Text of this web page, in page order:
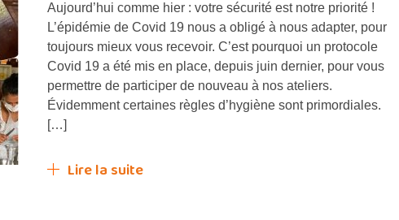
Aujourd’hui comme hier : votre sécurité est notre priorité !
L’épidémie de Covid 19 nous a obligé à nous adapter, pour
toujours mieux vous recevoir. C’est pourquoi un protocole
Covid 19 a été mis en place, depuis juin dernier, pour vous
permettre de participer de nouveau à nos ateliers.
Évidemment certaines règles d’hygiène sont primordiales.
[…]
Lire la suite